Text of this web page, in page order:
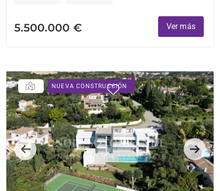
5.500.000 € Ver más
NUEVA CONSTRUCCIÓN
Previous Next